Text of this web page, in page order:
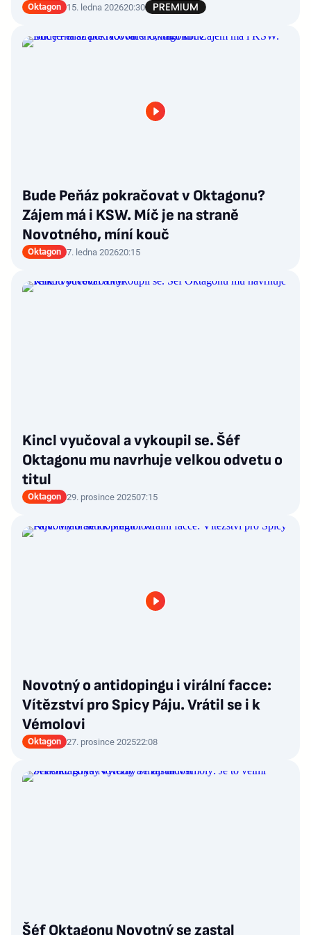
Oktagon 15. ledna 202620:30
Bude Peňáz pokračovat v Oktagonu?
Zájem má i KSW. Míč je na straně
Novotného, míní kouč
Oktagon 7. ledna 202620:15
Kincl vyučoval a vykoupil se. Šéf
Oktagonu mu navrhuje velkou odvetu o
titul
Oktagon 29. prosince 202507:15
Novotný o antidopingu i virální facce:
Vítězství pro Spicy Páju. Vrátil se i k
Vémolovi
Oktagon 27. prosince 202522:08
Šéf Oktagonu Novotný se zastal